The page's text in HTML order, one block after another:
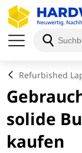
Refurbished
solide
kaufen